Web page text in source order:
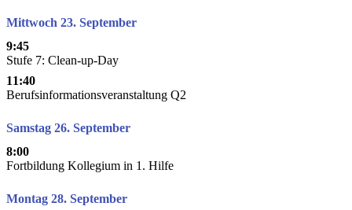
Mittwoch 23. September
9:45
Stufe 7: Clean-up-Day
11:40
Berufsinformationsveranstaltung Q2
Samstag 26. September
8:00
Fortbildung Kollegium in 1. Hilfe
Montag 28. September